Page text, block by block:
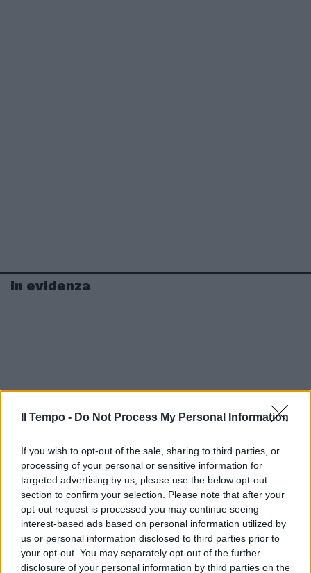
Il Tempo - Do Not Process My Personal Information
If you wish to opt-out of the sale, sharing to third parties, or
processing of your personal or sensitive information for
targeted advertising by us, please use the below opt-out
section to confirm your selection. Please note that after your
opt-out request is processed you may continue seeing
interest-based ads based on personal information utilized by
us or personal information disclosed to third parties prior to
your opt-out. You may separately opt-out of the further
disclosure of your personal information by third parties on the
In evidenza